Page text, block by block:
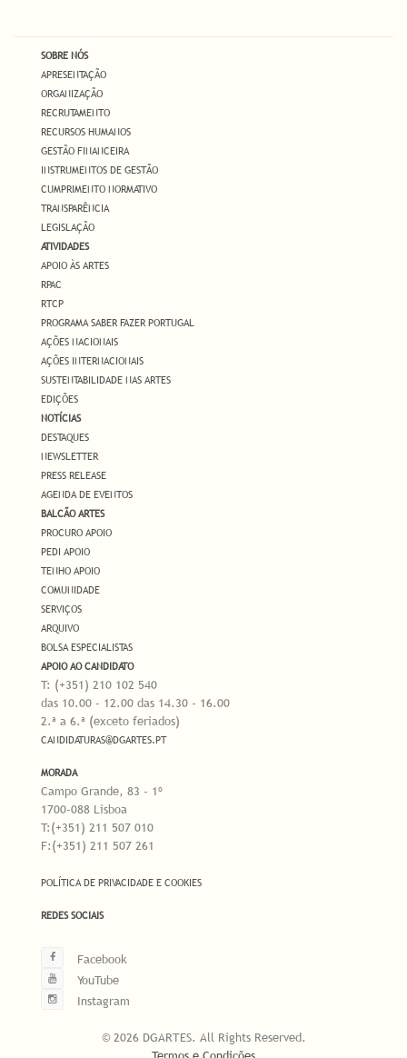
SOBRE NÓS
APRESENTAÇÃO
ORGANIZAÇÃO
RECRUTAMENTO
RECURSOS HUMANOS
GESTÃO FINANCEIRA
INSTRUMENTOS DE GESTÃO
CUMPRIMENTO NORMATIVO
TRANSPARÊNCIA
LEGISLAÇÃO
ATIVIDADES
APOIO ÀS ARTES
RPAC
RTCP
PROGRAMA SABER FAZER PORTUGAL
AÇÕES NACIONAIS
AÇÕES INTERNACIONAIS
SUSTENTABILIDADE NAS ARTES
EDIÇÕES
NOTÍCIAS
DESTAQUES
NEWSLETTER
PRESS RELEASE
AGENDA DE EVENTOS
BALCÃO ARTES
PROCURO APOIO
PEDI APOIO
TENHO APOIO
COMUNIDADE
SERVIÇOS
ARQUIVO
BOLSA ESPECIALISTAS
APOIO AO CANDIDATO
T: (+351) 210 102 540
das 10.00 - 12.00 das 14.30 - 16.00
2.ª a 6.ª (exceto feriados)
CANDIDATURAS@DGARTES.PT
MORADA
Campo Grande, 83 - 1º
1700-088 Lisboa
T:(+351) 211 507 010
F:(+351) 211 507 261
POLÍTICA DE PRIVACIDADE E COOKIES
REDES SOCIAIS
Facebook
YouTube
Instagram
© 2026 DGARTES. All Rights Reserved.